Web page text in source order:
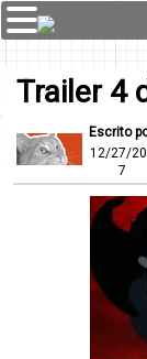
Trailer 4
Escrito
12/27/
7